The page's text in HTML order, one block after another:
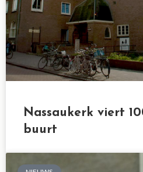
Nassaukerk viert
buurt